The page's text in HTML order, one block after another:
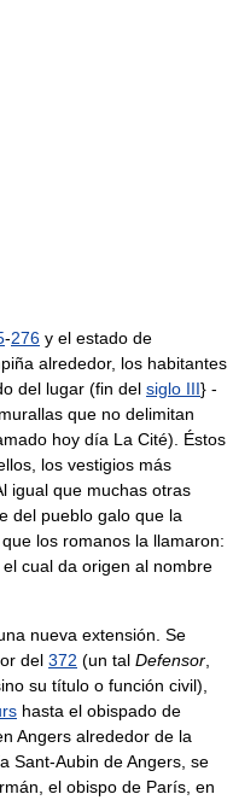
-276 y el estado de
alrededor, los habitantes
del lugar (fin del siglo III} -
que no delimitan
hoy día La Cité). Éstos
los vestigios más
igual que muchas otras
del pueblo galo que la
que los romanos la llamaron:
, el cual da origen al nombre
nueva extensión. Se
del 372 (un tal Defensor
su título o función civil),
hasta el obispado de
Angers alrededor de la
Sant-Aubin de Angers, se
el obispo de París, en